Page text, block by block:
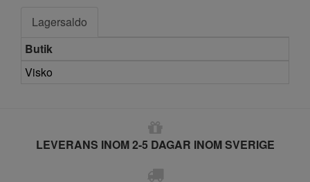
Lagersaldo
Butik
Visko
LEVERANS INOM 2-5 DAGAR INOM SVERIGE